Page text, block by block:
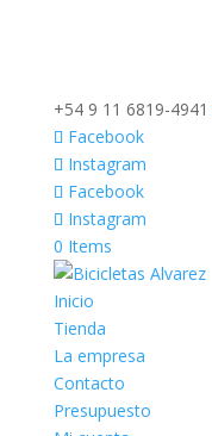
+54 9 11 6819-4941
Facebook
Instagram
Facebook
Instagram
0 Items
Inicio
Tienda
La empresa
Contacto
Presupuesto